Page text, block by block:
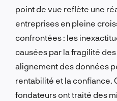
point de vue reflète une
entreprises en pleine
confrontées : les
causées par la fragilité
alignement des données
rentabilité et la confiance.
fondateurs ont traité des